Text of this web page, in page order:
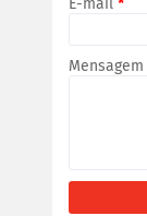
E-mail *
Mensagem